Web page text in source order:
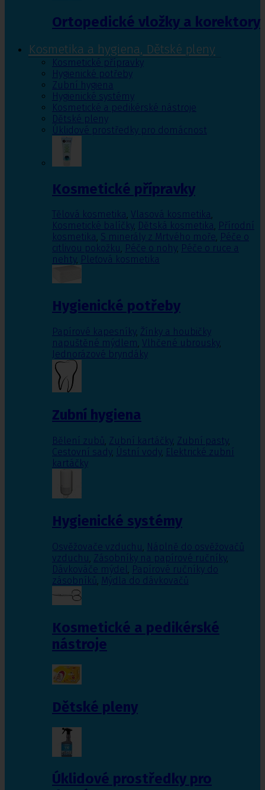
Ortopedické vložky a korektory
Kosmetika a hygiena, Dětské pleny
Kosmetické přípravky
Hygienické potřeby
Zubní hygiena
Hygienické systémy
Kosmetické a pedikérské nástroje
Dětské pleny
Úklidové prostředky pro domácnost
Kosmetické přípravky
Tělová kosmetika, Vlasová kosmetika,
Kosmetické balíčky, Dětská kosmetika, Přírodní
kosmetika, S minerály z Mrtvého moře, Péče o
citlivou pokožku, Péče o nohy, Péče o ruce a
nehty, Pleťová kosmetika
Hygienické potřeby
Papírové kapesníky, Žínky a houbičky
napuštěné mýdlem, Vlhčené ubrousky,
Jednorázové bryndáky
Zubní hygiena
Bělení zubů, Zubní kartáčky, Zubní pasty,
Cestovní sady, Ústní vody, Elektrické zubní
kartáčky
Hygienické systémy
Osvěžovače vzduchu, Náplně do osvěžovačů
vzduchu, Zásobníky na papírové ručníky,
Dávkováče mýdel, Papírové ručníky do
zásobníků, Mýdla do dávkovačů
Kosmetické a pedikérské
nástroje
Dětské pleny
Úklidové prostředky pro